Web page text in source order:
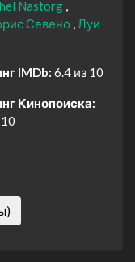
Nastorg
Севено
Луи
IMDb: 6.4 из 10
Кинопоиска: